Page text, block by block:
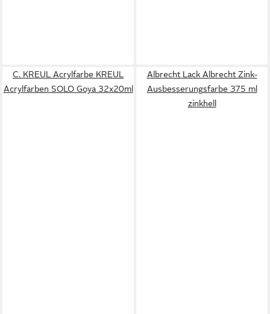
C. KREUL Acrylfarbe KREUL
Acrylfarben SOLO Goya 32x20ml
Albrecht Lack Albrecht Zink-
Ausbesserungsfarbe 375 ml
zinkhell